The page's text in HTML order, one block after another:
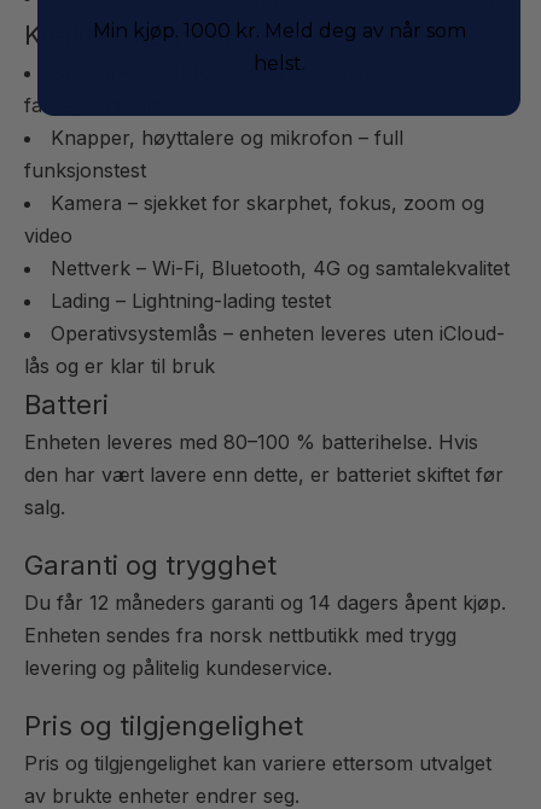
Kvalitetskontroll
Skjerm – testet for respons, lysstyrke og
fargegjengivelse
Knapper, høyttalere og mikrofon – full
funksjonstest
Kamera – sjekket for skarphet, fokus, zoom og
video
Nettverk – Wi-Fi, Bluetooth, 4G og samtalekvalitet
Lading – Lightning-lading testet
Operativsystemlås – enheten leveres uten iCloud-
lås og er klar til bruk
Batteri
Enheten leveres med 80–100 % batterihelse. Hvis
den har vært lavere enn dette, er batteriet skiftet før
salg.
Garanti og trygghet
Du får 12 måneders garanti og 14 dagers åpent kjøp.
Enheten sendes fra norsk nettbutikk med trygg
levering og pålitelig kundeservice.
Pris og tilgjengelighet
Pris og tilgjengelighet kan variere ettersom utvalget
av brukte enheter endrer seg.
Min kjøp. 1000 kr. Meld deg av når som
helst.